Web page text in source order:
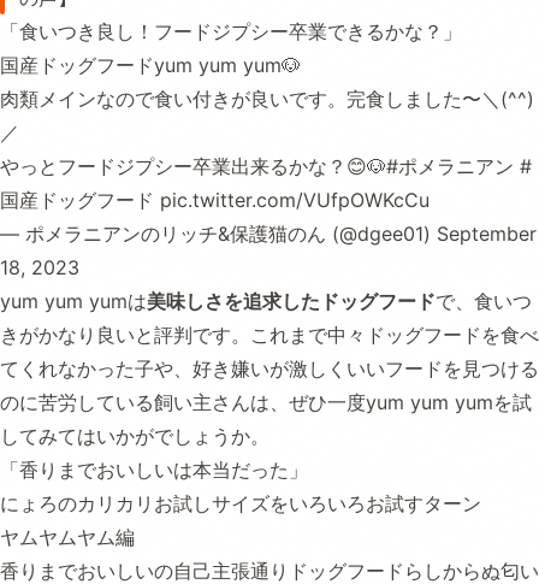
「食いつき良し！フードジプシー卒業できるかな？」
国産ドッグフードyum yum yum🐶
肉類メインなので食い付きが良いです。完食しました〜＼(^^)
／
やっとフードジプシー卒業出来るかな？😊🐶#ポメラニアン #
国産ドッグフード pic.twitter.com/VUfpOWKcCu
— ポメラニアンのリッチ&保護猫のん (@dgee01) September
18, 2023
yum yum yumは美味しさを追求したドッグフードで、食いつ
きがかなり良いと評判です。これまで中々ドッグフードを食べ
てくれなかった子や、好き嫌いが激しくいいフードを見つける
のに苦労している飼い主さんは、ぜひ一度yum yum yumを試
してみてはいかがでしょうか。
「香りまでおいしいは本当だった」
にょろのカリカリお試しサイズをいろいろお試すターン
ヤムヤムヤム編
香りまでおいしいの自己主張通りドッグフードらしからぬ匂い